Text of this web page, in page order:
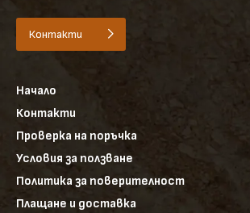
Контакти
Начало
Контакти
Проверка на поръчка
Условия за ползване
Политика за поверителност
Плащане и доставка